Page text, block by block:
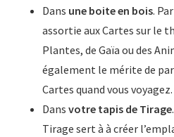
Dans une boite en bois.
assortie aux Cartes sur le
Plantes, de Gaïa ou des
également le mérite de
Cartes quand vous voyagez.
Dans votre tapis de Tirage
Tirage sert à à créer